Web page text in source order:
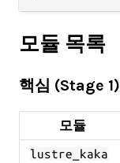
모듈 목록
핵심 (Stage 1)
모듈
lustre_kaka